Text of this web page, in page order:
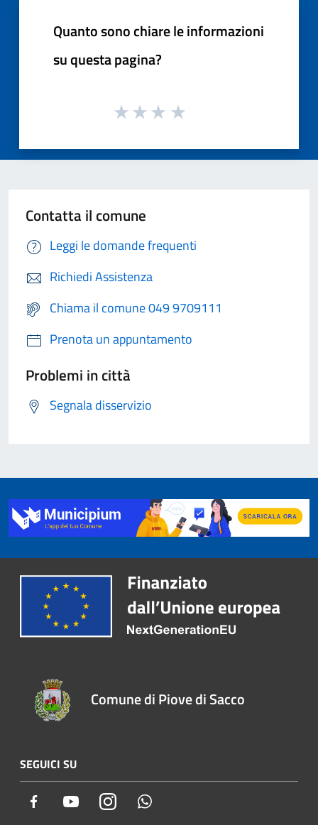
Quanto sono chiare le informazioni
su questa pagina?
Contatta il comune
Leggi le domande frequenti
Richiedi Assistenza
Chiama il comune 049 9709111
Prenota un appuntamento
Problemi in città
Segnala disservizio
Comune di Piove di Sacco
SEGUICI SU
Facebook YoutubeInstagram